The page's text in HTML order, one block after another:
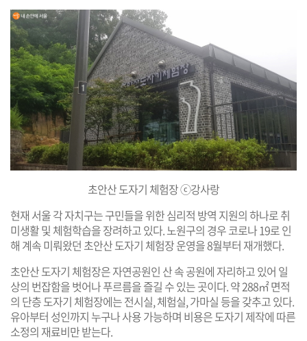
초안산 도자기 체험장 ⓒ강사랑
현재 서울 각 자치구는 구민들을 위한 심리적 방역 지원의 하나로 취
미생활 및 체험학습을 장려하고 있다. 노원구의 경우 코로나 19로 인
해 계속 미뤄왔던 초안산 도자기 체험장 운영을 8월부터 재개했다.
초안산 도자기 체험장은 자연공원인 산 속 공원에 자리하고 있어 일
상의 번잡함을 벗어나 푸르름을 즐길 수 있는 곳이다. 약 288㎡ 면적
의 단층 도자기 체험장에는 전시실, 체험실, 가마실 등을 갖추고 있다.
유아부터 성인까지 누구나 사용 가능하며 비용은 도자기 제작에 따른
소정의 재료비만 받는다.